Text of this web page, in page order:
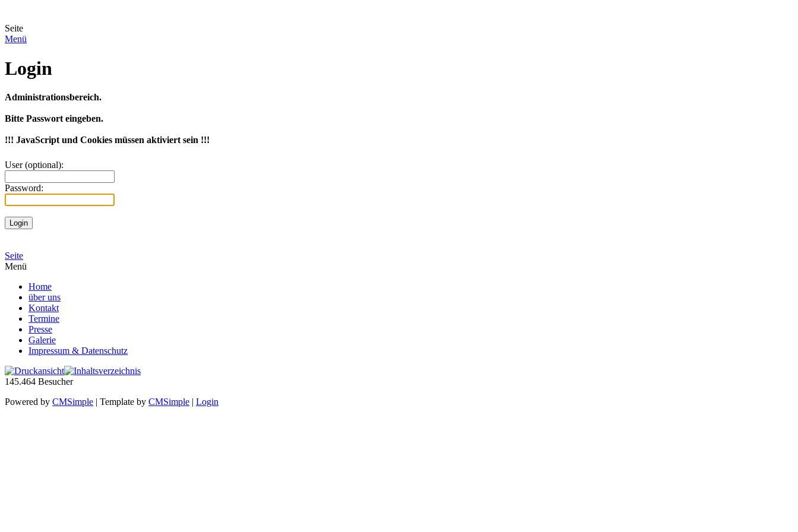
Seite
Menü
Login
Administrationsbereich.
Bitte Passwort eingeben.
!!! JavaScript und Cookies müssen aktiviert sein !!!
User (optional):
Password:
Seite
Menü
Home
über uns
Kontakt
Termine
Presse
Galerie
Impressum & Datenschutz
145.464 Besucher
Powered by CMSimple | Template by CMSimple | Login